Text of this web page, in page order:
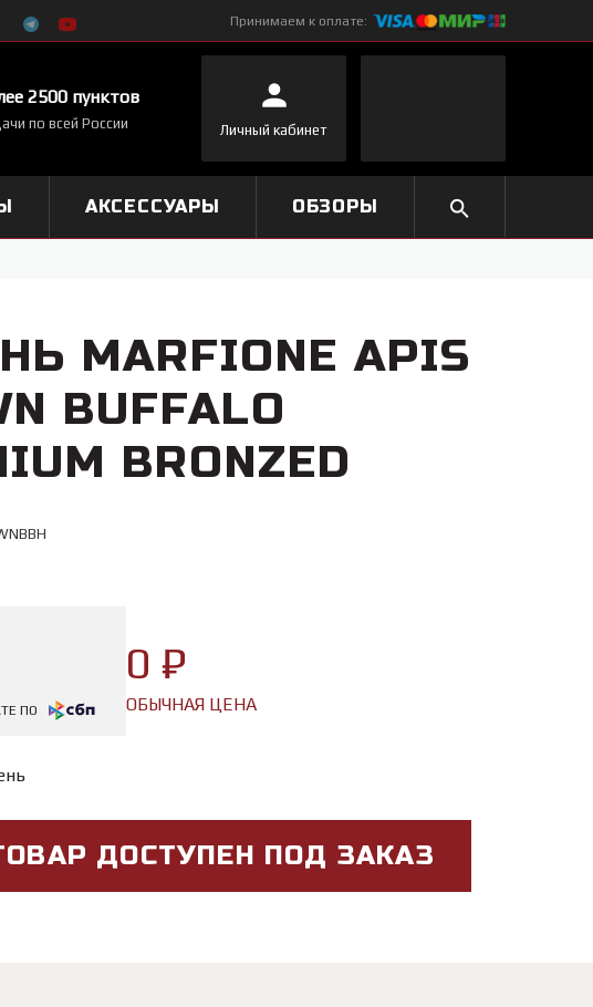
Принимаем к оплате:
2500 пунктов
по всей России Личный кабинет
АКСЕССУАРЫ ОБЗОРЫ
MARFIONE APIS
BUFFALO
BRONZED
ПО
0 ₽
ОБЫЧНАЯ ЦЕНА
ДОСТУПЕН ПОД ЗАКАЗ